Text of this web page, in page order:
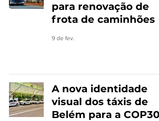
para renovação de
frota de caminhões
9 de fev.
A nova identidade
visual dos táxis de
Belém para a COP30